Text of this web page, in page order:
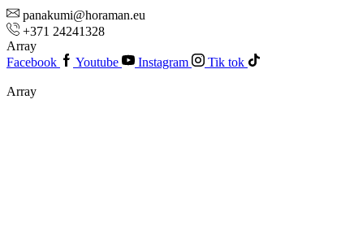
panakumi@horaman.eu
+371 24241328
Array
Facebook
Youtube Instagram Tik tok
Array